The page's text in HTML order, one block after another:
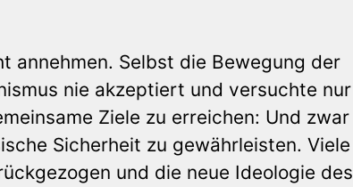
annehmen. Selbst die Bewegung der
nie akzeptiert und versuchte nur
Ziele zu erreichen: Und zwar
Sicherheit zu gewährleisten. Viele
und die neue Ideologie des